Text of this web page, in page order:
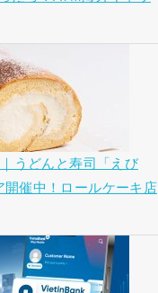
うどんと寿司「えび
催中！ロールケーキ店